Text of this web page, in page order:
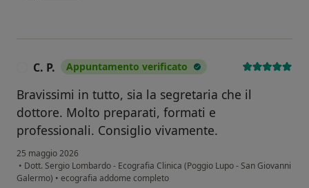
C. P. Appuntamento verificato
Bravissimi in tutto, sia la segretaria che il
dottore. Molto preparati, formati e
professionali. Consiglio vivamente.
25 maggio 2026
• Dott. Sergio Lombardo - Ecografia Clinica (Poggio Lupo - San Giovanni
Galermo) • ecografia addome completo